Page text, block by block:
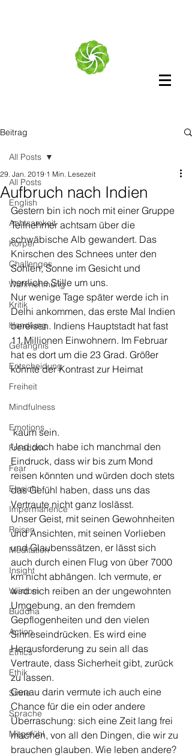
Beitrag
All Posts
English
Achtsamkeit
Körper
Challenges
Wahrnehmung
Kritik
Handlung
Gefängnis
Entscheidung
Freiheit
Mindfulness
Emotions
Freedom
Fear
Einsicht
Impermanence
Reisen
Meditation
Insight
Wisdom
Buddha
Action
Ethics
Ethik
Sinne
Sprache
Mitgefühl
All Posts
Aufbruch nach Indien
29. Jan. 2019 1 Min. Lesezeit
Gestern bin ich noch mit einer Gruppe
Teilnehmer achtsam über die
schwäbische Alb gewandert. Das
Knirschen des Schnees unter den
Sohlen, Sonne im Gesicht und
herrliche Stille um uns.
Nur wenige Tage später werde ich in
Delhi ankommen, das erste Mal Indien
bereisen. Indiens Hauptstadt hat fast
11 Millionen Einwohnern. Im Februar
hat es dort um die 23 Grad. Größer
könnte der Kontrast zur Heimat
kaum sein.
Und doch habe ich manchmal den
Eindruck, dass wir bis zum Mond
reisen könnten und würden doch stets
das Gefühl haben, dass uns das
Vertraute nicht ganz loslässt.
Unser Geist, mit seinen Gewohnheiten
und Ansichten, mit seinen Vorlieben
und Glaubenssätzen, er lässt sich
auch durch einen Flug von über 7000
km nicht abhängen. Ich vermute, er
wird sich reiben an der ungewohnten
Umgebung, an den fremdem
Gepflogenheiten und den vielen
Sinneseindrücken. Es wird eine
Herausforderung zu sein all das
Vertraute, dass Sicherheit gibt, zurück
zu lassen.
Genau darin vermute ich auch eine
Chance für die ein oder andere
Überraschung: sich eine Zeit lang frei
machen, von all den Dingen, die wir zu
brauchen glauben. Wie leben andere?